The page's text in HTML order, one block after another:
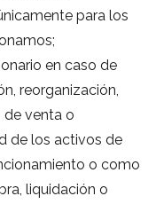
para los
en caso de
reorganización,
venta o
de los activos de
o como
liquidación o